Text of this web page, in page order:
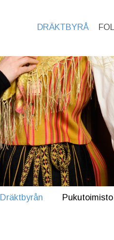
DRÄKTBYRÅ
Dräktbyrån Pukutoimisto